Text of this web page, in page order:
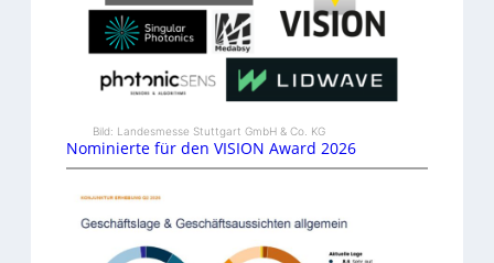
Bild: Landesmesse Stuttgart GmbH & Co. KG
Nominierte für den VISION Award 2026